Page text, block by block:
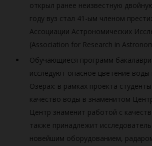
открыл ранее неизвестную
году вуз стал 41-ым членом
Ассоциации Астрономических
(Association for Research in
Обучающиеся программ
исследуют опасное цветение воды
Озерах: в рамках проекта
качество воды в знаменитом
Центр знаменит работой с
также принадлежит
новейшим оборудованием,